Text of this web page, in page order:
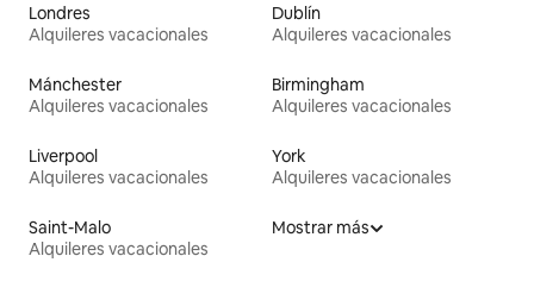
Londres
Alquileres vacacionales
Dublín
Alquileres vacacionales
Mánchester
Alquileres vacacionales
Birmingham
Alquileres vacacionales
Liverpool
Alquileres vacacionales
York
Alquileres vacacionales
Saint-Malo
Alquileres vacacionales
Mostrar más